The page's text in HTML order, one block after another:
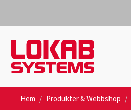
Hem Produkter & Webbshop